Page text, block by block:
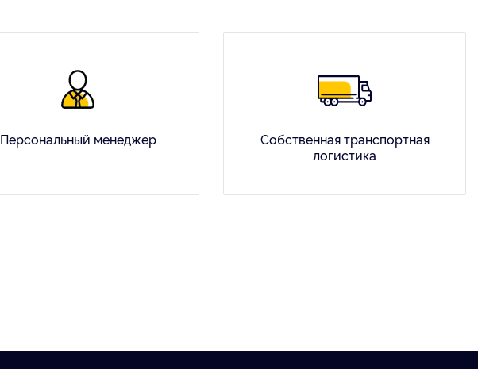
Персональный менеджер
Собственная транспортная
логистика